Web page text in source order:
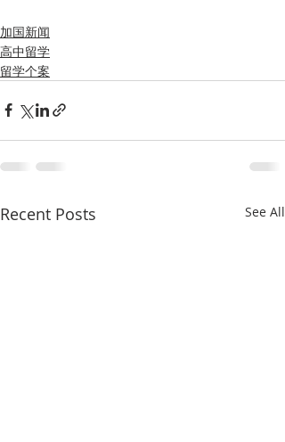
加国新闻
高中留学
留学个案
Recent Posts See All